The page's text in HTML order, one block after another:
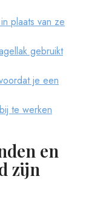
plaats van ze
gebruikt
je een
te werken
en
zijn